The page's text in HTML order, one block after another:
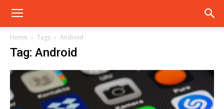
Home Tags Android
Tag: Android